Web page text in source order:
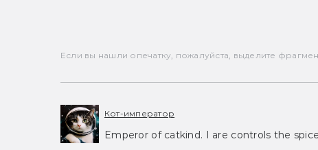
Если вы нашли опечатку, пожалуйста, выделите
Кот-император
Emperor of catkind. I are controls the